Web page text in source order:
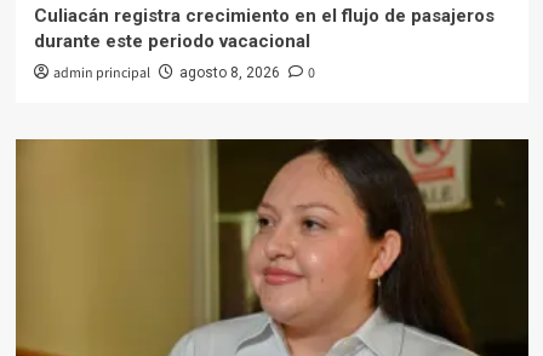
Culiacán registra crecimiento en el flujo de pasajeros
durante este periodo vacacional
admin principal agosto 8, 2026 0